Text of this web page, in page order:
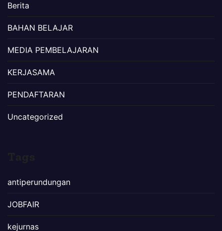
Berita
BAHAN BELAJAR
MEDIA PEMBELAJARAN
KERJASAMA
PENDAFTARAN
Uncategorized
antiperundungan
JOBFAIR
kejurnas